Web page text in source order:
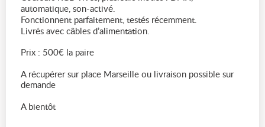
automatique, son-activé.
Fonctionnent parfaitement, testés récemment.
Livrés avec câbles d’alimentation.
Prix : 500€ la paire
A récupérer sur place Marseille ou livraison possible sur
demande
A bientôt